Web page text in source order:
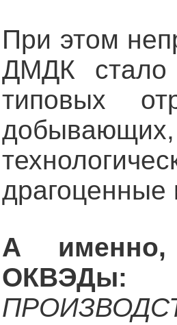
При этом
ДМДК стало
типовых
драгоценные
А именно,
ОКВЭДы: